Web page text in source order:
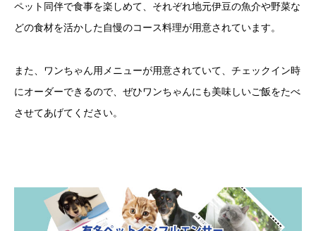
ペット同伴で食事を楽しめて、それぞれ地元伊豆の魚介や野菜な
どの食材を活かした自慢のコース料理が用意されています。
また、ワンちゃん用メニューが用意されていて、チェックイン時
にオーダーできるので、ぜひワンちゃんにも美味しいご飯をたべ
させてあげてください。